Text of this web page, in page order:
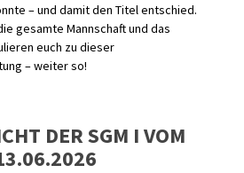
– und damit den Titel entschied.
gesamte Mannschaft und das
euch zu dieser
– weiter so!
DER SGM I VOM